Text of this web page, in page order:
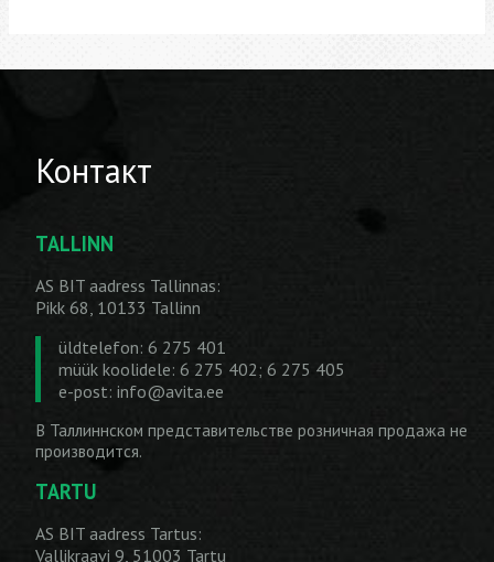
Контакт
TALLINN
AS BIT aadress Tallinnas:
Pikk 68, 10133 Tallinn
üldtelefon: 6 275 401
müük koolidele: 6 275 402; 6 275 405
e-post: info@avita.ee
В Таллиннском представительстве розничная продажа не
производится.
TARTU
AS BIT aadress Tartus:
Vallikraavi 9, 51003 Tartu